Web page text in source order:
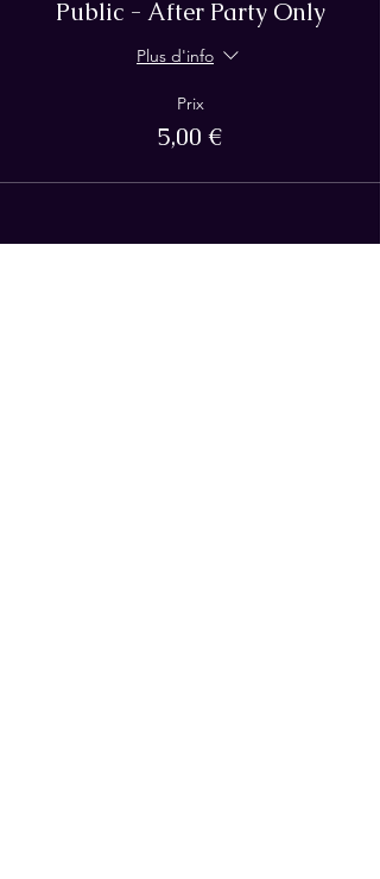
Public - After Party Only
Plus d'info
Prix
5,00 €